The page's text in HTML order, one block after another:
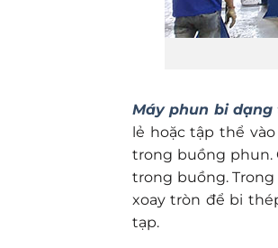
Máy phun bi dạng
lẻ hoặc tập thể
trong buồng phun.
trong buồng.
xoay tròn để bi
tạp.